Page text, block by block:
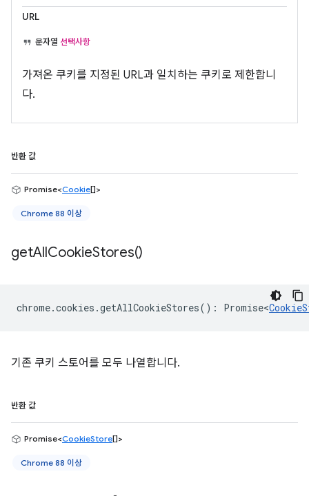
URL
문자열 선택사항
가져온 쿠키를 지정된 URL과 일치하는 쿠키로 제한합니
다.
반환 값
Promise<Cookie[]>
Chrome 88 이상
getAllCookieStores()
chrome.cookies .getAllCookieStores() : Promise<
기존 쿠키 스토어를 모두 나열합니다.
반환 값
Promise<CookieStore[]>
Chrome 88 이상